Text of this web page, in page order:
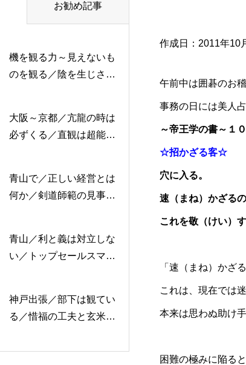
作成日：2011年10
午前中は囲碁のお
事務の日には美人
～帝王学の書～１
☆招かざる客☆
穴に入る。
速（まね）かざる
これを敬（けい）
（水天
「速（まね）かざ
これは、現在では
本来は思わぬ助け
困難の極みに陥る
お勧め記事
機を観る力～見えないも
のを観る／陰を生じさせ
月4日～2月8日の5日分
の易経一日一言
大阪～京都／亢龍の時は
必ずくる／直観は超能力
月3日の5日分の易経一日
一言
青山で／正しい経営とは
何か／剣道師範の見事な
日の5日分の易経一日一
言
青山／利と義は対立しな
い／トップセールスマン
の書～1月19日～24日の
6日分の易経一日一言
神戸出張／部下は観てい
る／惜福の工夫と玄米食
の書～1月14日～18日の